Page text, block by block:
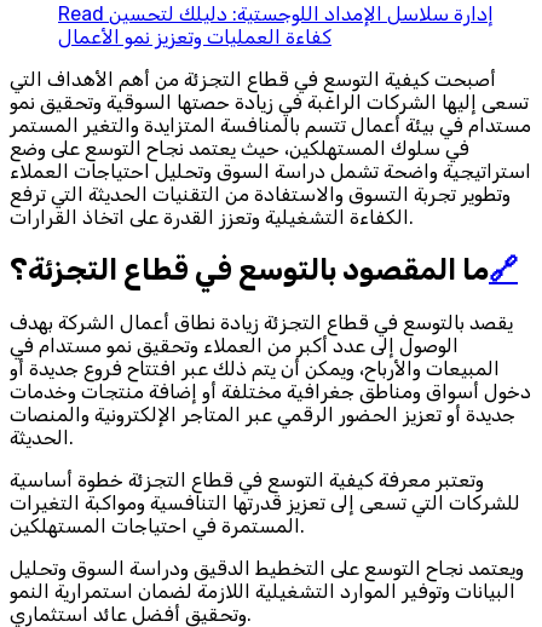
Read إدارة سلاسل الإمداد اللوجستية: دليلك لتحسين
كفاءة العمليات وتعزيز نمو الأعمال
أصبحت كيفية التوسع في قطاع التجزئة من أهم الأهداف التي
تسعى إليها الشركات الراغبة في زيادة حصتها السوقية وتحقيق نمو
مستدام في بيئة أعمال تتسم بالمنافسة المتزايدة والتغير المستمر
في سلوك المستهلكين، حيث يعتمد نجاح التوسع على وضع
استراتيجية واضحة تشمل دراسة السوق وتحليل احتياجات العملاء
وتطوير تجربة التسوق والاستفادة من التقنيات الحديثة التي ترفع
الكفاءة التشغيلية وتعزز القدرة على اتخاذ القرارات.
ما المقصود بالتوسع في قطاع التجزئة؟🔗
يقصد بالتوسع في قطاع التجزئة زيادة نطاق أعمال الشركة بهدف
الوصول إلى عدد أكبر من العملاء وتحقيق نمو مستدام في
المبيعات والأرباح، ويمكن أن يتم ذلك عبر افتتاح فروع جديدة أو
دخول أسواق ومناطق جغرافية مختلفة أو إضافة منتجات وخدمات
جديدة أو تعزيز الحضور الرقمي عبر المتاجر الإلكترونية والمنصات
الحديثة.
وتعتبر معرفة كيفية التوسع في قطاع التجزئة خطوة أساسية
للشركات التي تسعى إلى تعزيز قدرتها التنافسية ومواكبة التغيرات
المستمرة في احتياجات المستهلكين.
ويعتمد نجاح التوسع على التخطيط الدقيق ودراسة السوق وتحليل
البيانات وتوفير الموارد التشغيلية اللازمة لضمان استمرارية النمو
وتحقيق أفضل عائد استثماري.